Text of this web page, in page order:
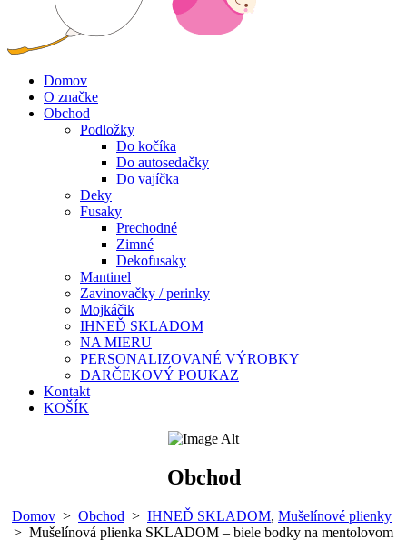
Domov
O značke
Obchod
Podložky
Do kočíka
Do autosedačky
Do vajíčka
Deky
Fusaky
Prechodné
Zimné
Dekofusaky
Mantinel
Zavinovačky / perinky
Mojkáčik
IHNEĎ SKLADOM
NA MIERU
PERSONALIZOVANÉ VÝROBKY
DARČEKOVÝ POUKAZ
Kontakt
KOŠÍK
Obchod
Domov > Obchod > IHNEĎ SKLADOM, Mušelínové plienky
> Mušelínová plienka SKLADOM – biele bodky na mentolovom